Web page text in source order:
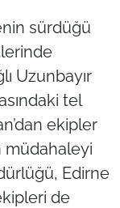
sürdüğü
Uzunbayır
tel
ekipler
müdahaleyi
Edirne
de